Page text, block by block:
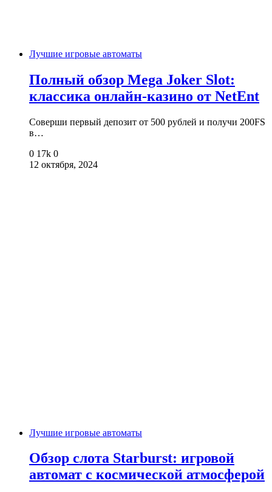
Лучшие игровые автоматы
Полный обзор Mega Joker Slot:
классика онлайн-казино от NetEnt
Соверши первый депозит от 500 рублей и получи 200FS
в…
0 17k 0
12 октября, 2024
Лучшие игровые автоматы
Обзор слота Starburst: игровой
автомат с космической атмосферой